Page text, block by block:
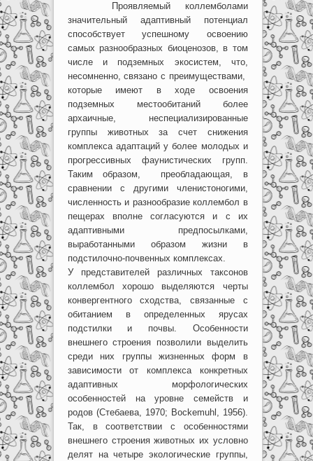
Проявляемый коллемболами
значительный адаптивный потенциал
способствует успешному освоению
самых разнообразных биоценозов, в том
числе и подземных экосистем, что,
несомненно, связано с преимуществами,
которые имеют в ходе освоения
подземных местообитаний более
архаичные, неспециализированные
группы животных за счет снижения
комплекса адаптаций у более молодых и
прогрессивных фаунистических групп.
Таким образом, преобладающая, в
сравнении с другими членистоногими,
численность и разнообразие коллембол в
пещерах вполне согласуются и с их
адаптивными предпосылками,
выработанными образом жизни в
подстилочно-почвенных комплексах.
У представителей различных таксонов
коллембол хорошо выделяются черты
конвергентного сходства, связанные с
обитанием в определенных ярусах
подстилки и почвы. Особенности
внешнего строения позволили выделить
среди них группы жизненных форм в
зависимости от комплекса конкретных
адаптивных морфологических
особенностей на уровне семейств и
родов (Стебаева, 1970; Bockemuhl, 1956).
Так, в соответствии с особенностями
внешнего строения животных их условно
делят на четыре экологические группы,